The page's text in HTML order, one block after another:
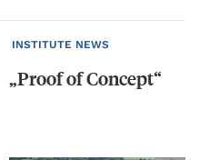
INSTITUTE NEWS
„ProofofConcept“